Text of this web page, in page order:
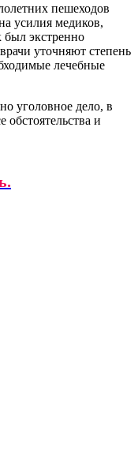
пешеходов
усилия медиков,
был экстренно
уточняют степень
лечебные
уголовное дело, в
обстоятельства и